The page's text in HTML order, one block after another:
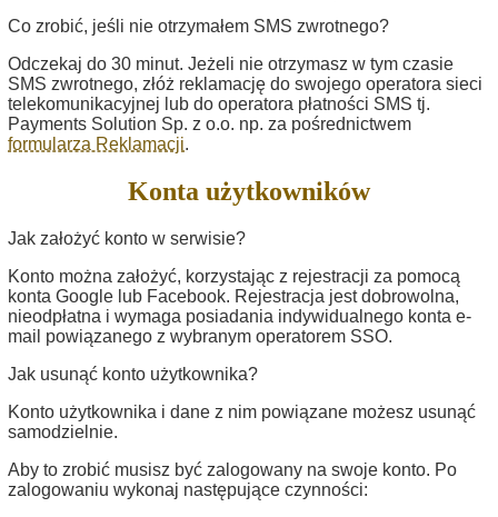
Co zrobić, jeśli nie otrzymałem SMS zwrotnego?
Odczekaj do 30 minut. Jeżeli nie otrzymasz w tym czasie
SMS zwrotnego, złóż reklamację do swojego operatora sieci
telekomunikacyjnej lub do operatora płatności SMS tj.
Payments Solution Sp. z o.o. np. za pośrednictwem
formularza Reklamacji.
Konta użytkowników
Jak założyć konto w serwisie?
Konto można założyć, korzystając z rejestracji za pomocą
konta Google lub Facebook. Rejestracja jest dobrowolna,
nieodpłatna i wymaga posiadania indywidualnego konta e-
mail powiązanego z wybranym operatorem SSO.
Jak usunąć konto użytkownika?
Konto użytkownika i dane z nim powiązane możesz usunąć
samodzielnie.
Aby to zrobić musisz być zalogowany na swoje konto. Po
zalogowaniu wykonaj następujące czynności: